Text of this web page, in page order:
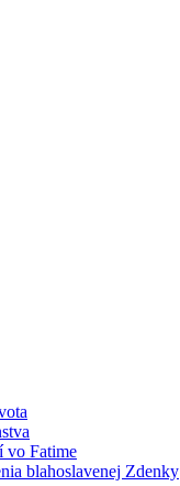
vo Fatime
blahoslavenej Zdenky